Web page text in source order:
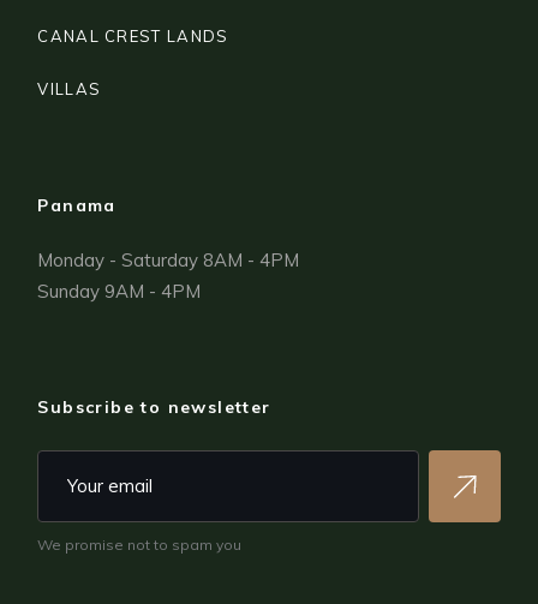
CANAL CREST LANDS
VILLAS
Panama
Monday - Saturday 8AM - 4PM
Sunday 9AM - 4PM
Subscribe to newsletter
We promise not to spam you